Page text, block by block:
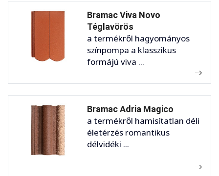
Bramac Viva Novo
Téglavörös
a termékről hagyományos
színpompa a klasszikus
formájú viva ...
Bramac Adria Magico
a termékről hamisítatlan déli
életérzés romantikus
délvidéki ...